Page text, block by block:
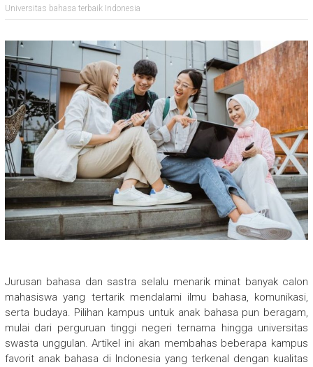
Universitas bahasa terbaik Indonesia
Jurusan bahasa dan sastra selalu menarik minat banyak calon
mahasiswa yang tertarik mendalami ilmu bahasa, komunikasi,
serta budaya. Pilihan kampus untuk anak bahasa pun beragam,
mulai dari perguruan tinggi negeri ternama hingga universitas
swasta unggulan. Artikel ini akan membahas beberapa kampus
favorit anak bahasa di Indonesia yang terkenal dengan kualitas